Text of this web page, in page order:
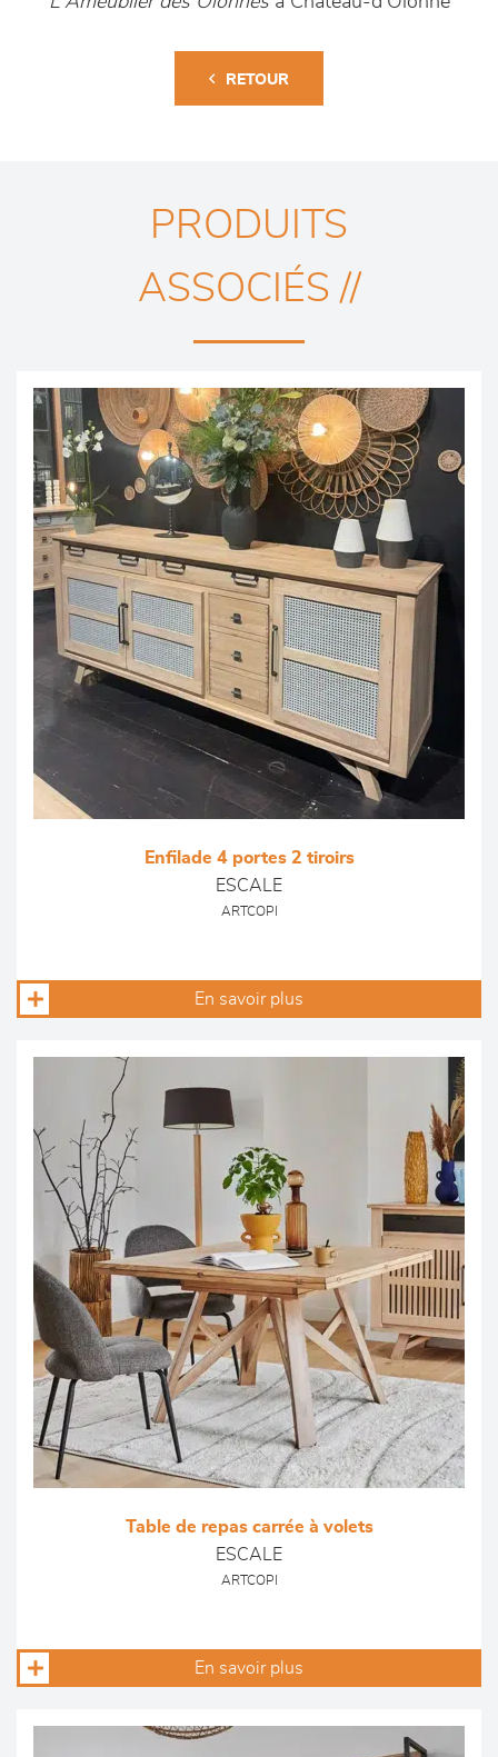
RETOUR
PRODUITS
ASSOCIÉS //
Enfilade 4 portes 2 tiroirs
ESCALE
ARTCOPI
En savoir plus
Table de repas carrée à volets
ESCALE
ARTCOPI
En savoir plus